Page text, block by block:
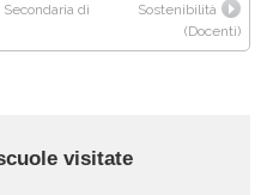
di
Sostenibilità
(Docenti)
visitate